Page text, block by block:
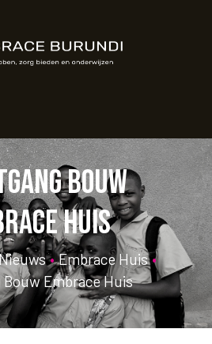
onderwijzen
bouw
huis
• Embrace Huis •
Bouw Embrace Huis